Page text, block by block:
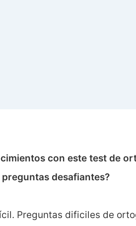
con este test de
desafiantes?